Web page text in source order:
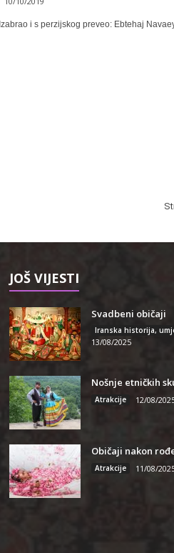
i s perzijskog preveo: Ebtehaj
JOŠ VIJESTI
Svadbeni običaji
13/08/2025
Nošnje etničkih
Atrakcije 12/08/
Običaji nakon
Atrakcije 11/08/